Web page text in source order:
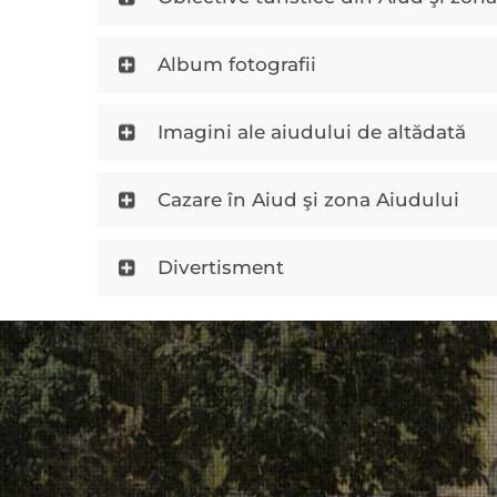
Album fotografii
Imagini ale aiudului de altădată
Cazare în Aiud şi zona Aiudului
Divertisment